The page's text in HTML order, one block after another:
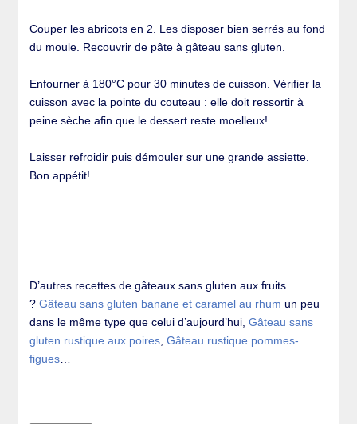
Couper les abricots en 2. Les disposer bien serrés au fond
du moule. Recouvrir de pâte à gâteau sans gluten.
Enfourner à 180°C pour 30 minutes de cuisson. Vérifier la
cuisson avec la pointe du couteau : elle doit ressortir à
peine sèche afin que le dessert reste moelleux!
Laisser refroidir puis démouler sur une grande assiette.
Bon appétit!
D’autres recettes de gâteaux sans gluten aux fruits
?Gâteau sans gluten banane et caramel au rhumun peu
dans le même type que celui d’aujourd’hui,Gâteau sans
gluten rustique aux poires,Gâteau rustique pommes-
figues…